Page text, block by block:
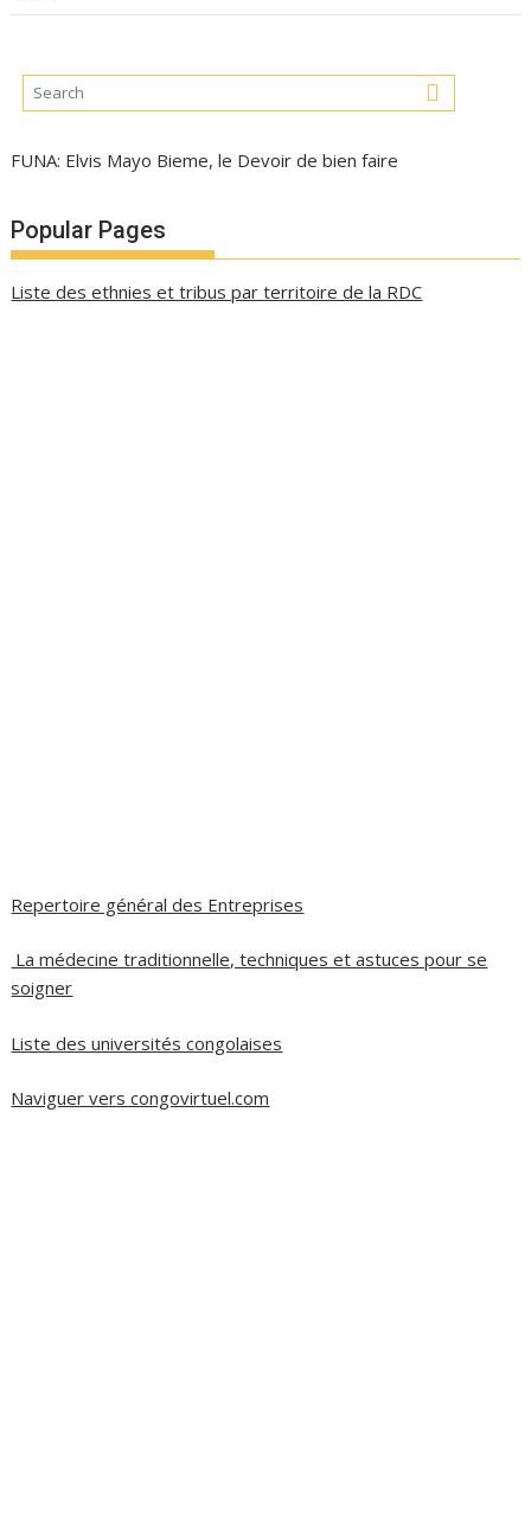
FUNA: Elvis Mayo Bieme, le Devoir de bien faire
Popular Pages
Liste des ethnies et tribus par territoire de la RDC
Repertoire général des Entreprises
La médecine traditionnelle, techniques et astuces pour se
soigner
Liste des universités congolaises
Naviguer vers congovirtuel.com